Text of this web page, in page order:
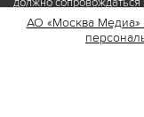
правообладателя © АО
www.mskagency.ru как
материалов сайта
АО «Москва Медиа»